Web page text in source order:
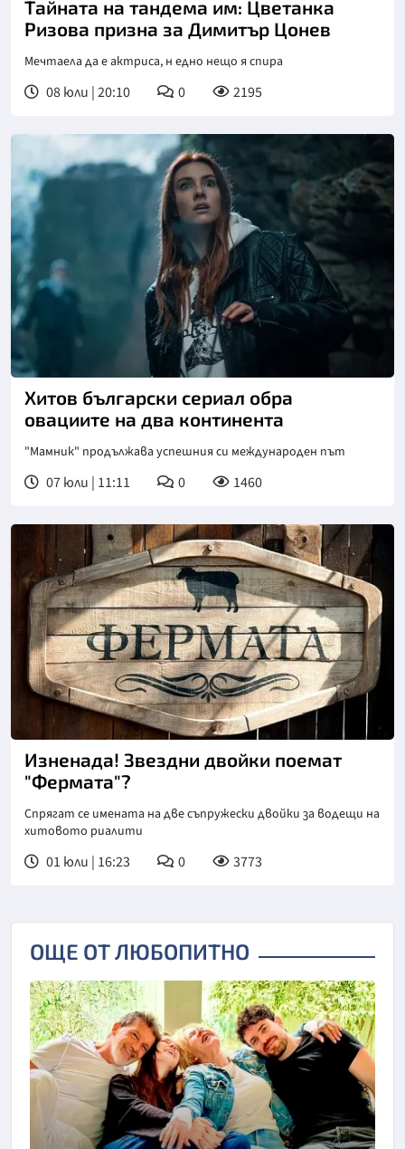
Тайната на тандема им: Цветанка
Ризова призна за Димитър Цонев
Мечтаела да е актриса, н едно нещо я спира
08 юли | 20:10 0 2195
Снимка: БНТ
Хитов български сериал обра
овациите на два континента
"Мамник" продължава успешния си международен път
07 юли | 11:11 0 1460
Изненада! Звездни двойки поемат
"Фермата"?
Спрягат се имената на две съпружески двойки за водещи на
хитовото риалити
01 юли | 16:23 0 3773
ОЩЕ ОТ ЛЮБОПИТНО